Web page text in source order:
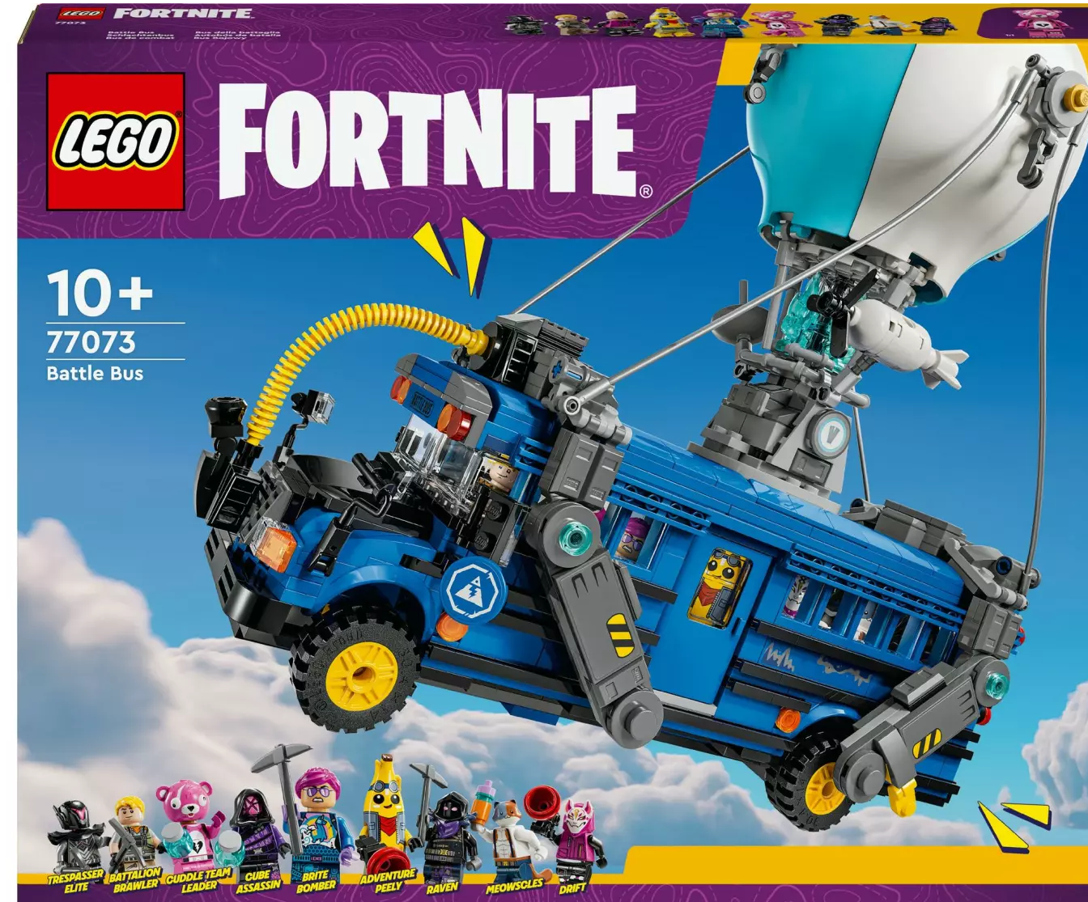
Auf Lager:
5
LEGO
LEGOFortnite Schlachtenbus 77073
Kreatives Spielset
Produkt bewerten
Themenwelt:
Fortnite
Altersempfehlung ab:10 Jahren
Kategorie:
Fantasy-Welt
Exklusiv/selten:Nein
Anzahl Teile: 954 Teile
2 Jahre
Garantie
Hersteller:
LEGO
Hersteller-Artikel-Nr.:
Unsere-Artikel-Nr.: